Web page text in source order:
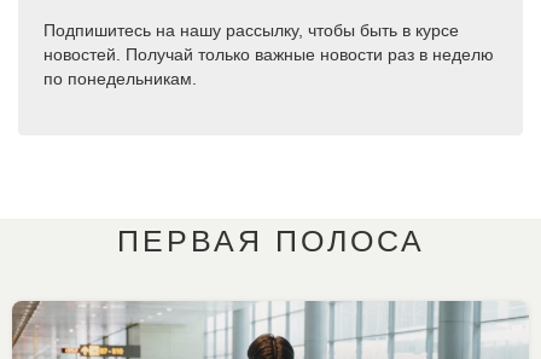
Подпишитесь на нашу рассылку, чтобы быть в курсе
новостей. Получай только важные новости раз в неделю
по понедельникам.
ПЕРВАЯ ПОЛОСА